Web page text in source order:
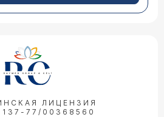
ЛИЦЕНЗИЯ
77/00368560